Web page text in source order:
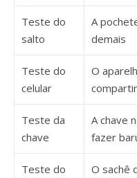
Teste do
salto
A
demais
Teste do
celular
O
Teste da
chave
A chave
fazer
Teste do
O sachê